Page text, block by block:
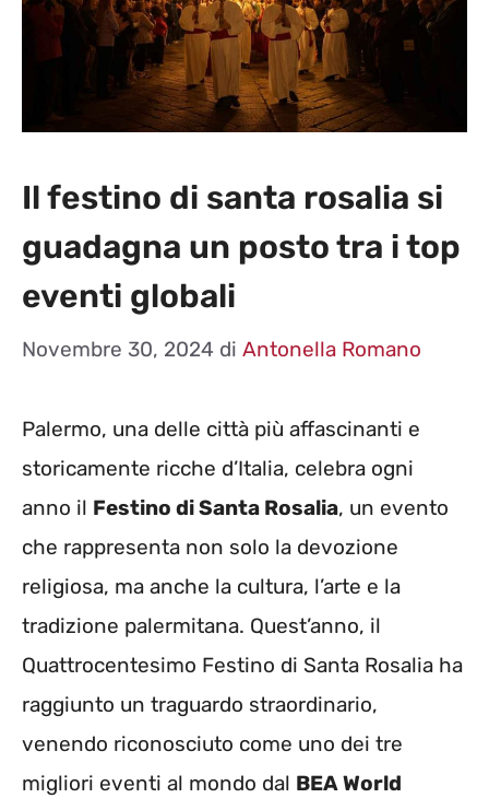
Il festino di santa rosalia si
guadagna un posto tra i top
eventi globali
Novembre 30, 2024 di Antonella Romano
Palermo, una delle città più affascinanti e
storicamente ricche d’Italia, celebra ogni
anno il Festino di Santa Rosalia, un evento
che rappresenta non solo la devozione
religiosa, ma anche la cultura, l’arte e la
tradizione palermitana. Quest’anno, il
Quattrocentesimo Festino di Santa Rosalia ha
raggiunto un traguardo straordinario,
venendo riconosciuto come uno dei tre
migliori eventi al mondo dal BEA World